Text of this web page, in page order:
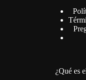
¿Qué es